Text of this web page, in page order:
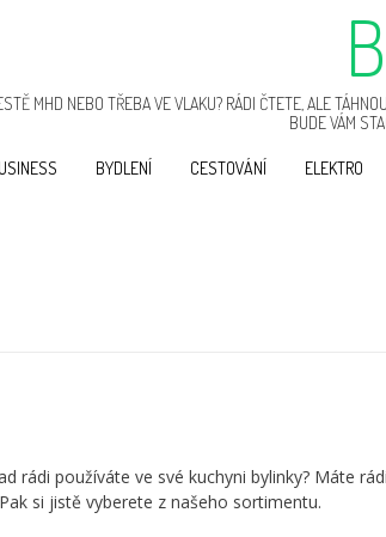
MHD NEBO TŘEBA VE VLAKU? RÁDI ČTETE, ALE
BUDE VÁM
BYDLENÍ CESTOVÁNÍ ELEKTRO
rádi používáte ve své kuchyni bylinky? Máte
si jistě vyberete z našeho sortimentu.